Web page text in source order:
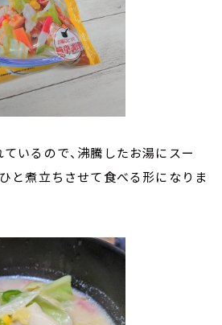
いるので、沸騰したお湯にスー
と煮立ちさせて食べる形になりま